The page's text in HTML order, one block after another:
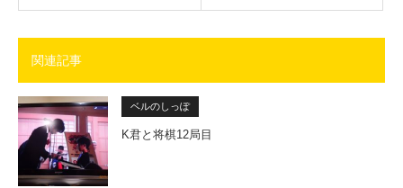
関連記事
ベルのしっぽ
K君と将棋12局目